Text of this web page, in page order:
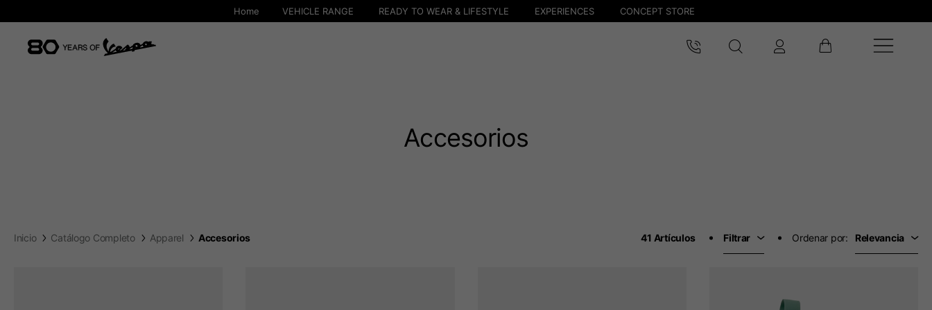
Home VEHICLE RANGE READY TO WEAR & LIFESTYLE EXPERIENCES CONCEPT STORE
Accesorios
Inicio Catálogo Completo Apparel Accesorios 41 Artículos Filtrar Ordenar por: Relevancia